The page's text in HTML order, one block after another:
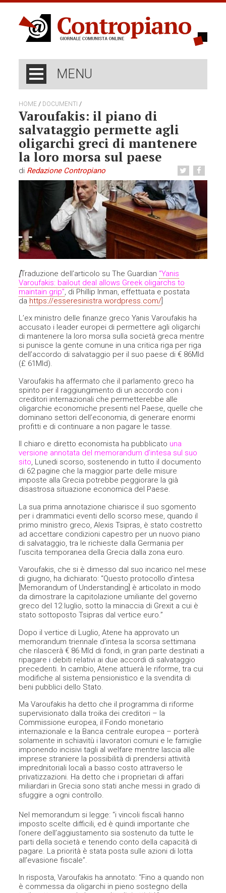
MENU
HOME / DOCUMENTI /
Varoufakis: il piano di
salvataggio permette agli
oligarchi greci di mantenere
la loro morsa sul paese
di Redazione Contropiano
[Traduzione dell’articolo su The Guardian “Yanis
Varoufakis: bailout deal allows Greek oligarchs to
maintain grip” , di Phillip Inman, effettuata e postata
da https://esseresinistra.wordpress.com/
L’ex ministro delle finanze greco Yanis Varoufakis ha
accusato i leader europei di permettere agli oligarchi
di mantenere la loro morsa sulla società greca mentre
si punisce la gente comune in una critica riga per riga
dell’accordo di salvataggio per il suo paese di € 86Mld
(£ 61Mld).
Varoufakis ha affermato che il parlamento greco ha
spinto per il raggiungimento di un accordo con i
creditori internazionali che permetterebbe alle
oligarchie economiche presenti nel Paese, quelle che
dominano settori dell’economia, di generare enormi
profitti e di continuare a non pagare le tasse.
Il chiaro e diretto economista ha pubblicato una
versione annotata del memorandum d’intesa sul suo
sito, Lunedi scorso, sostenendo in tutto il documento
di 62 pagine che la maggior parte delle misure
imposte alla Grecia potrebbe peggiorare la già
disastrosa situazione economica del Paese.
La sua prima annotazione chiarisce il suo sgomento
per i drammatici eventi dello scorso mese, quando il
primo ministro greco, Alexis Tsipras, è stato costretto
ad accettare condizioni capestro per un nuovo piano
di salvataggio, tra le richieste dalla Germania per
l’uscita temporanea della Grecia dalla zona euro.
Varoufakis, che si è dimesso dal suo incarico nel mese
di giugno, ha dichiarato: “Questo protocollo d’intesa
[Memorandum of Understanding] è articolato in modo
da dimostrare la capitolazione umiliante del governo
greco del 12 luglio, sotto la minaccia di Grexit a cui è
stato sottoposto Tsipras dal vertice euro.”
Dopo il vertice di Luglio, Atene ha approvato un
memorandum triennale d’intesa la scorsa settimana
che rilascerà € 86 Mld di fondi, in gran parte destinati a
ripagare i debiti relativi ai due accordi di salvataggio
precedenti. In cambio, Atene attuerà le riforme, tra cui
modifiche al sistema pensionistico e la svendita di
beni pubblici dello Stato.
Ma Varoufakis ha detto che il programma di riforme
supervisionato dalla troika dei creditori – la
Commissione europea, il Fondo monetario
internazionale e la Banca centrale europea – porterà
solamente in schiavitù i lavoratori comuni e le famiglie
imponendo incisivi tagli al welfare mentre lascia alle
imprese straniere la possibilità di prendersi attività
imprednitoriali locali a basso costo attraverso le
privatizzazioni. Ha detto che i proprietari di affari
miliardari in Grecia sono stati anche messi in grado di
sfuggire a ogni controllo.
Nel memorandum si legge: “i vincoli fiscali hanno
imposto scelte difficili, ed è quindi importante che
l’onere dell’aggiustamento sia sostenuto da tutte le
parti della società e tenendo conto della capacità di
pagare. La priorità è stata posta sulle azioni di lotta
all’evasione fiscale”.
In risposta, Varoufakis ha annotato: “Fino a quando non
è commessa da oligarchi in pieno sostegno della